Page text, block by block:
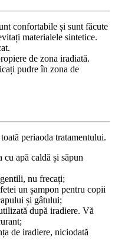
confortabile și sunt făcute
materialele sintetice.
de zona iradiată.
pudre în zona de
periaoda tratamentului.
cu apă caldă și săpun
nu frecați;
un șampon pentru copii
și gâtului;
după iradiere. Vă
de iradiere, niciodată